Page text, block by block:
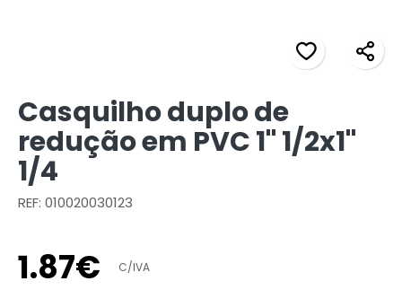
Casquilho duplo de
redução em PVC 1" 1/2x1"
1/4
REF: 010020030123
1.87€ C/IVA